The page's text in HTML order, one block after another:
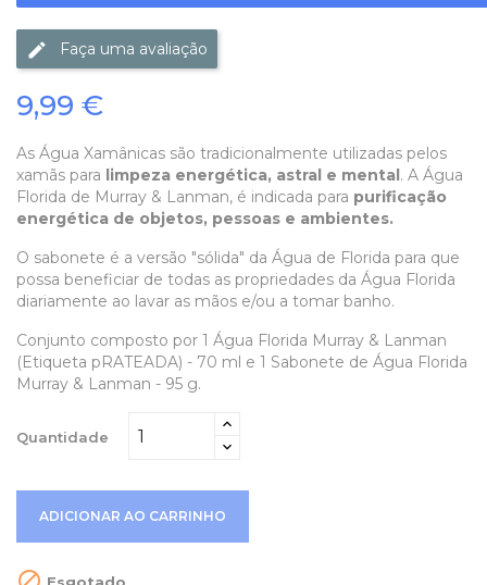
Faça uma avaliação
9,99 €
As Água Xamânicas são tradicionalmente utilizadas pelos
xamãs para limpeza energética, astral e mental. A Água
Florida de Murray & Lanman, é indicada para purificação
energética de objetos, pessoas e ambientes.
O sabonete é a versão "sólida" da Água de Florida para que
possa beneficiar de todas as propriedades da Água Florida
diariamente ao lavar as mãos e/ou a tomar banho.
Conjunto composto por 1 Água Florida Murray & Lanman
(Etiqueta pRATEADA) - 70 ml e 1 Sabonete de Água Florida
Murray & Lanman - 95 g.
Quantidade
ADICIONAR AO CARRINHO
Esgotado